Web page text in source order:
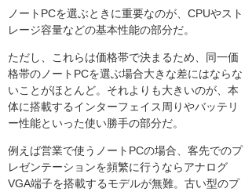
ノートPCを選ぶときに重要なのが、CPUやスト
レージ容量などの基本性能の部分だ。
ただし、これらは価格帯で決まるため、同一価
格帯のノートPCを選ぶ場合大きな差にはならな
いことがほとんど。それよりも大きいのが、本
体に搭載するインターフェイス周りやバッテリ
ー性能といった使い勝手の部分だ。
例えば営業で使うノートPCの場合、客先でのプ
レゼンテーションを頻繁に行うならアナログ
VGA端子を搭載するモデルが無難。古い型のプ